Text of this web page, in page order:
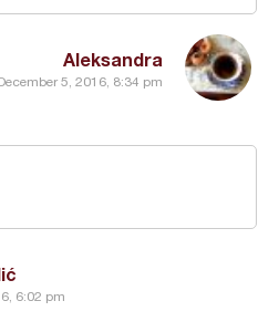
Aleksandra
5, 2016, 8:34 pm
6:02 pm